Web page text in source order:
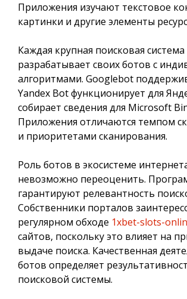
Приложения изучают текстовое
картинки и другие элементы
Каждая крупная поисковая система
разрабатывает своих ботов с
алгоритмами. Googlebot
Yandex Bot функционирует для
собирает сведения для Microsoft
Приложения отличаются темпом
и приоритетами сканирования.
Роль ботов в экосистеме
невозможно переоценить.
гарантируют релевантность
Собственники порталов
регулярном обходе 1xbet-slots-
сайтов, поскольку это влияет на
выдаче поиска. Качественная
ботов определяет
поисковой системы.